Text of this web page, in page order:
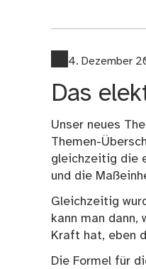
4. Dezember
Das
Unser neues
Themen-
gleichzeitig die
und die
Gleichzeitig
kann man dann,
Kraft hat, eben
Die Formel für